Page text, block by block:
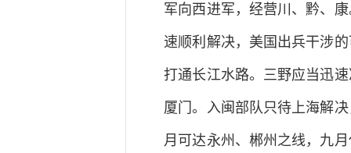
军向西进军，经营川、黔、
速顺利解决，美国出兵干涉
打通长江水路。三野应当迅
厦门。入闽部队只待上海解
月可达永州、郴州之线，九